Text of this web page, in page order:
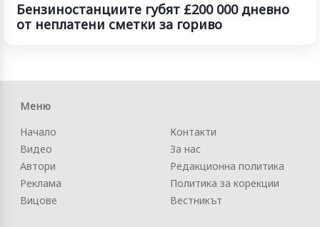
Бензиностанциите губят £200 000 дневно
от неплатени сметки за гориво
Меню
Начало
Видео
Автори
Реклама
Вицове
Контакти
За нас
Редакционна политика
Политика за корекции
Вестникът